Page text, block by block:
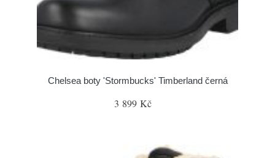
Chelsea boty 'Stormbucks' Timberland černá
3 899 Kč